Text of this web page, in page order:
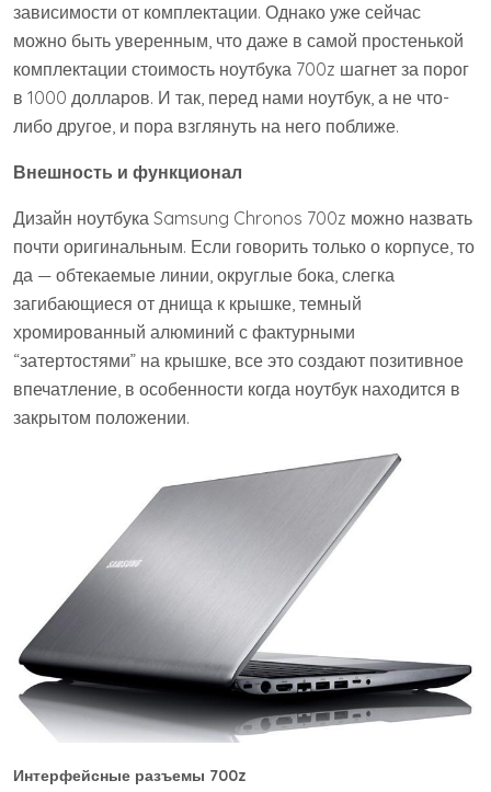
зависимости от комплектации. Однако уже сейчас
можно быть уверенным, что даже в самой простенькой
комплектации стоимость ноутбука 700z шагнет за порог
в 1000 долларов. И так, перед нами ноутбук, а не что-
либо другое, и пора взглянуть на него поближе.
Внешность и функционал
Дизайн ноутбука Samsung Chronos 700z можно назвать
почти оригинальным. Если говорить только о корпусе, то
да — обтекаемые линии, округлые бока, слегка
загибающиеся от днища к крышке, темный
хромированный алюминий с фактурными
“затертостями” на крышке, все это создают позитивное
впечатление, в особенности когда ноутбук находится в
закрытом положении.
Интерфейсные разъемы 700z